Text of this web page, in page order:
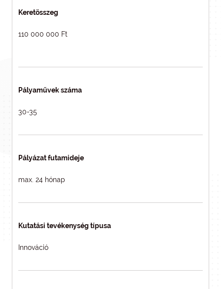
Keretösszeg
110 000 000 Ft
Pályaművek száma
30-35
Pályázat futamideje
max. 24 hónap
Kutatási tevékenység típusa
Innováció